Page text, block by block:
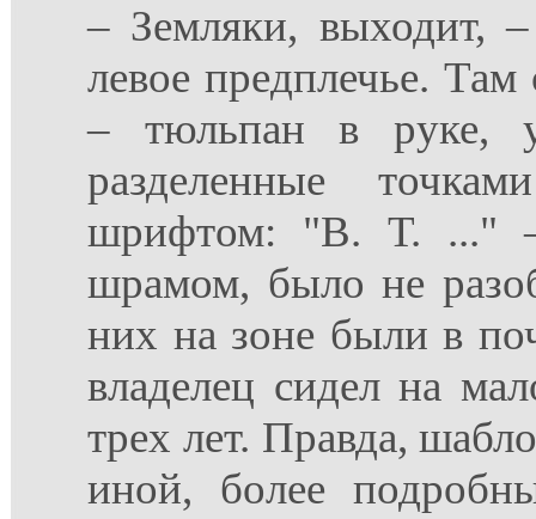
– Земляки, выходит,
левое предплечье. Там
– тюльпан в руке,
разделенные
шрифтом: "В. Т. ..."
шрамом, было не
них на зоне были в
владелец сидел на
трех лет. Правда,
иной, более